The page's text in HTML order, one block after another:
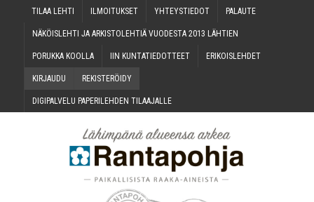
TILAA LEH­TI ILMOI­TUK­SET YHTEYS­TIE­DOT PALAU­TE
NÄKÖIS­LEH­TI JA ARKIS­TO­LEH­TIÄ VUO­DES­TA 2013 LÄHTIEN
PORUK­KA KOOLLA IIN KUN­TA­TIE­DOT­TEET ERI­KOIS­LEH­DET
KIR­JAU­DU REKIS­TE­RÖI­DY
DIGI­PAL­VE­LU PAPE­RI­LEH­DEN TILAAJALLE